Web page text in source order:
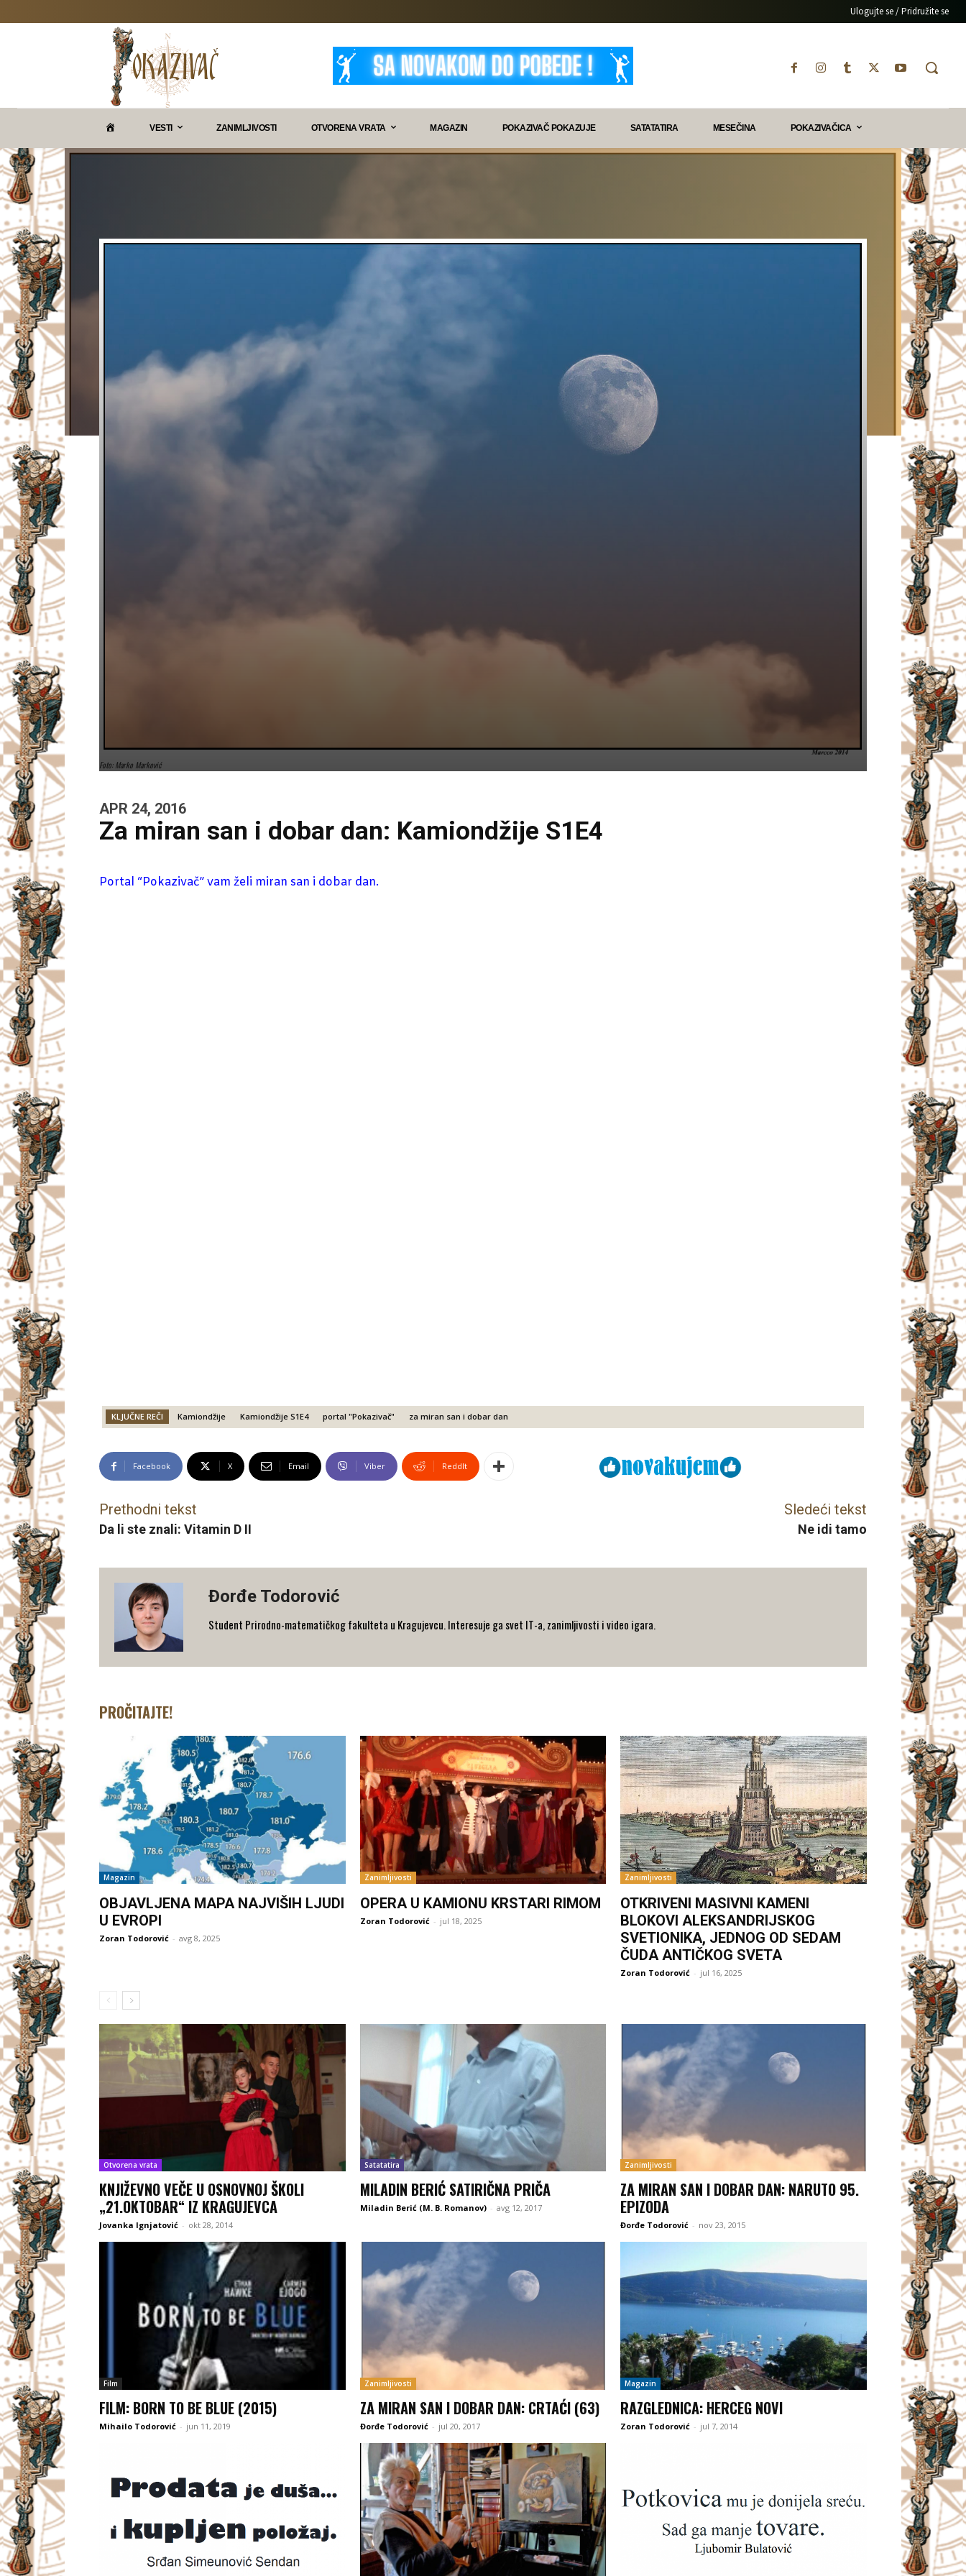
Ulogujte se / Pridružite se
A
VESTI ZANIMLJIVOSTI OTVORENA VRATA MAGAZIN POKAZIVAČ POKAZUJE SATATATIRA MESEČINA POKAZIVAČICA
Foto: Marko Marković
APR 24, 2016
Za miran san i dobar dan: Kamiondžije S1E4
Portal “Pokazivač” vam želi miran san i dobar dan.
KLJUČNE REČI Kamiondžije Kamiondžije S1E4 portal "Pokazivač" za miran san i dobar dan
Facebook X Email Viber ReddIt
Prethodni tekst
Da li ste znali: Vitamin D II
Sledeći tekst
Ne idi tamo
Đorđe Todorović
Student Prirodno-matematičkog fakulteta u Kragujevcu. Interesuje ga svet IT-a, zanimljivosti i video igara.
PROČITAJTE!
Magazin
OBJAVLJENA MAPA NAJVIŠIH LJUDI
U EVROPI
Zoran Todorović - avg 8, 2025
Zanimljivosti
OPERA U KAMIONU KRSTARI RIMOM
Zoran Todorović - jul 18, 2025
Zanimljivosti
OTKRIVENI MASIVNI KAMENI
BLOKOVI ALEKSANDRIJSKOG
SVETIONIKA, JEDNOG OD SEDAM
ČUDA ANTIČKOG SVETA
Zoran Todorović - jul 16, 2025
Otvorena vrata
KNJIŽEVNO VEČE U OSNOVNOJ ŠKOLI
„21.OKTOBAR“ IZ KRAGUJEVCA
Jovanka Ignjatović - okt 28, 2014
Satatatira
MILADIN BERIĆ SATIRIČNA PRIČA
Miladin Berić (M. B. Romanov) - avg 12, 2017
Zanimljivosti
ZA MIRAN SAN I DOBAR DAN: NARUTO 95.
EPIZODA
Đorđe Todorović - nov 23, 2015
Film
FILM: BORN TO BE BLUE (2015)
Mihailo Todorović - jun 11, 2019
Zanimljivosti
ZA MIRAN SAN I DOBAR DAN: CRTAĆI (63)
Đorđe Todorović - jul 20, 2017
Magazin
RAZGLEDNICA: HERCEG NOVI
Zoran Todorović - jul 7, 2014